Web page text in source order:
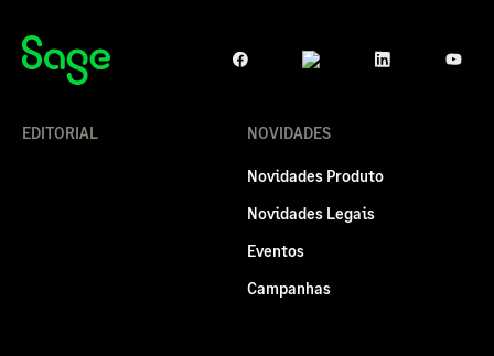
EDITORIAL NOVIDADES
Novidades Produto
Novidades Legais
Eventos
Campanhas